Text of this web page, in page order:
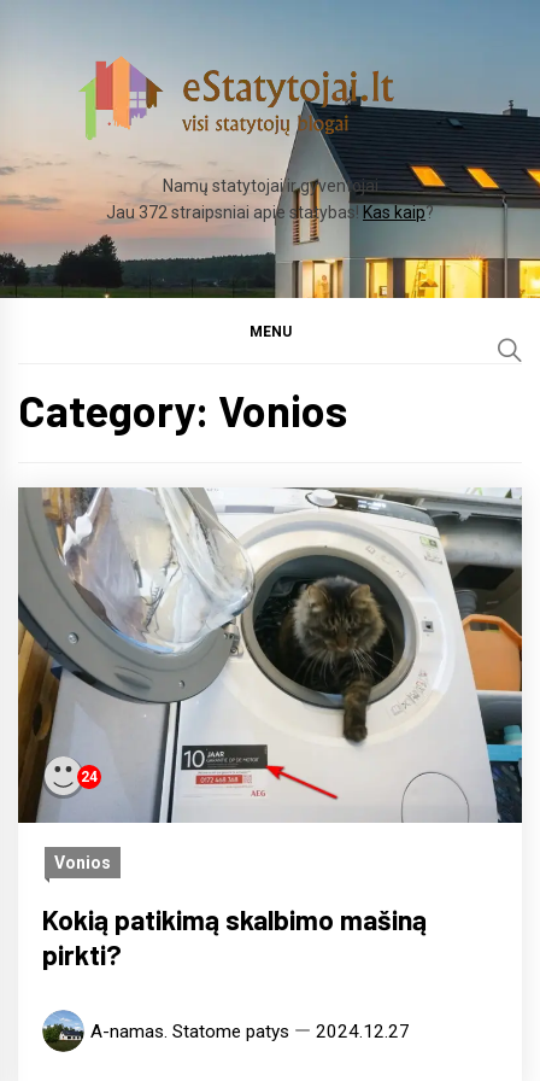
Namų statytojai ir gyventojai
Jau 372 straipsniai apie statybas! Kas kaip?
MENU
Category: Vonios
24
Vonios
Kokią patikimą skalbimo mašiną
pirkti?
A-namas. Statome patys 2024.12.27